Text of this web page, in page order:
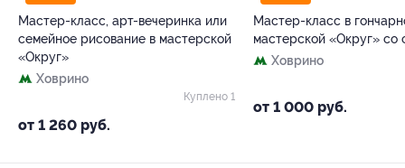
Мастер-класс, арт-вечеринка или
семейное рисование в мастерской
«Округ»
Ховрино
от 1 260 руб.
Куплено 1
Мастер-класс в
мастерской «Округ» со
Ховрино
от 1 000 руб.